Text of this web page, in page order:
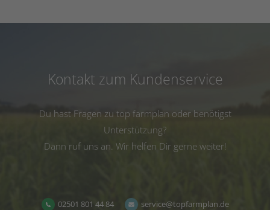
Kontakt zum Kundenservice
Du hast Fragen zu top farmplan oder benötigst
Unterstützung?
Dann ruf uns an. Wir helfen Dir gerne weiter!
02501 801 44 84 service@topfarmplan.de